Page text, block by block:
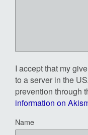
I accept that my
to a server in the
prevention through
information on
Name